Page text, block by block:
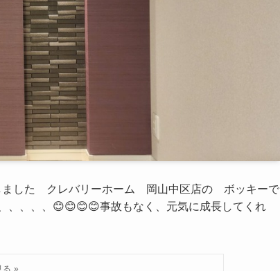
した クレバリーホーム 岡山中区店の ボッキーで
、、😊😊😊😊事故もなく、元気に成長してくれ